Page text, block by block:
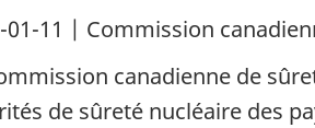
11 | Commission
canadienne de
de sûreté nucléaire des